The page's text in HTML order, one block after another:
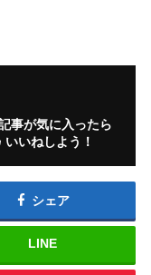
事が気に入ったら
いいねしよう！
シェア
LINE